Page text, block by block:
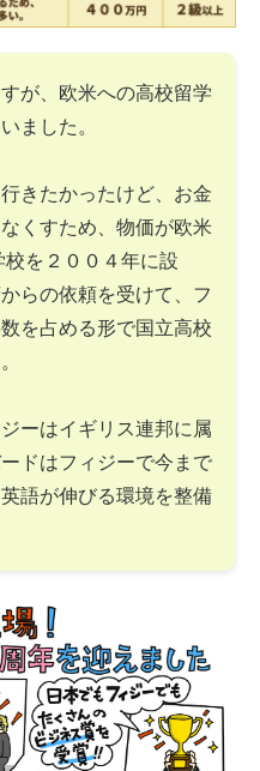
が、欧米への高校留学
ました。
きたかったけど、お金
くすため、物価が欧米
を２００４年に設
らの依頼を受けて、フ
を占める形で国立高校
ーはイギリス連邦に属
ドはフィジーで今まで
語が伸びる環境を整備